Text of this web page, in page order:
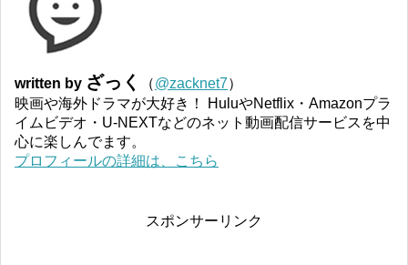
written by ざっく （@zacknet7）
映画や海外ドラマが大好き！ HuluやNetflix・Amazonプラ
イムビデオ・U-NEXTなどのネット動画配信サービスを中
心に楽しんでます。
プロフィールの詳細は、こちら
スポンサーリンク